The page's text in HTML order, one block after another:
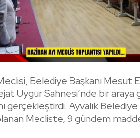
Belediye Başkanı Mesut
Uygur Sahnesi’nde bir araya
gerçekleştirdi. Ayvalık
Mecliste, 9 gündem